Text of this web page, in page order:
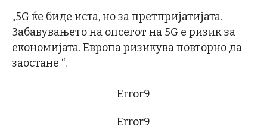
„5G ќе биде иста, но за претпријатијата.
Забавувањето на опсегот на 5G е ризик за
економијата. Европа ризикува повторно да
заостане “.
Error9
Error9